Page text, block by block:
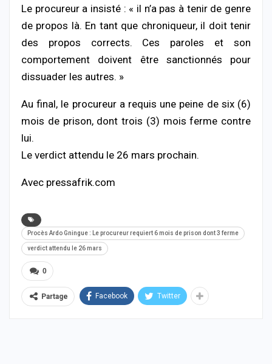
Le procureur a insisté : « il n’a pas à tenir de genre
de propos là. En tant que chroniqueur, il doit tenir
des propos corrects. Ces paroles et son
comportement doivent être sanctionnés pour
dissuader les autres. »
Au final, le procureur a requis une peine de six (6)
mois de prison, dont trois (3) mois ferme contre
lui.
Le verdict attendu le 26 mars prochain.
Avec pressafrik.com
Procès Ardo Gningue : Le procureur requiert 6 mois de prison dont 3 ferme
verdict attendu le 26 mars
0
Partage Facebook Twitter